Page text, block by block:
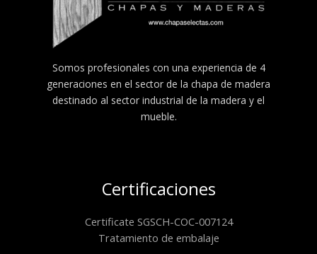
Somos profesionales con una experiencia de 4
generaciones en el sector de la chapa de madera
destinado al sector industrial de la madera y el
mueble.
Certificaciones
Certificate SGSCH-COC-007124
Tratamiento de embalaje